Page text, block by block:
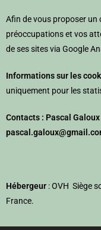
Afin de vous proposer
préoccupations et vos
de ses sites via Google
Informations sur les
uniquement pour les
Contacts : Pascal
Hébergeur : OVH Siège
France.